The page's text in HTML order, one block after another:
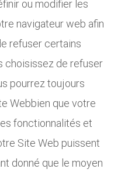
ou modifier les
navigateur web afin
refuser certains
choisissez de refuser
pourrez toujours
Webbien que votre
fonctionnalités et
Site Web puissent
donné que le moyen